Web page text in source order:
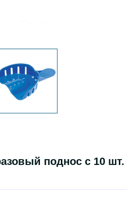
поднос с 10 шт.